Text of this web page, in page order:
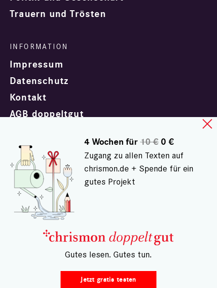
Trauern und Trösten
Impressum
Datenschutz
Kontakt
AGB doppeltgut
Vertrag widerrufen
Magazin Abo
chrismon Shop
Mediadaten
4 Wochen für10 €0 €
Zugang zu allen Texten auf
chrismon.de + Spende für ein
gutes Projekt
– Gutes lesen. Gutes tun.
Jetzt gratis testen